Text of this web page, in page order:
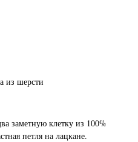
из шерсти
заметную клетку из 100%
петля на лацкане.